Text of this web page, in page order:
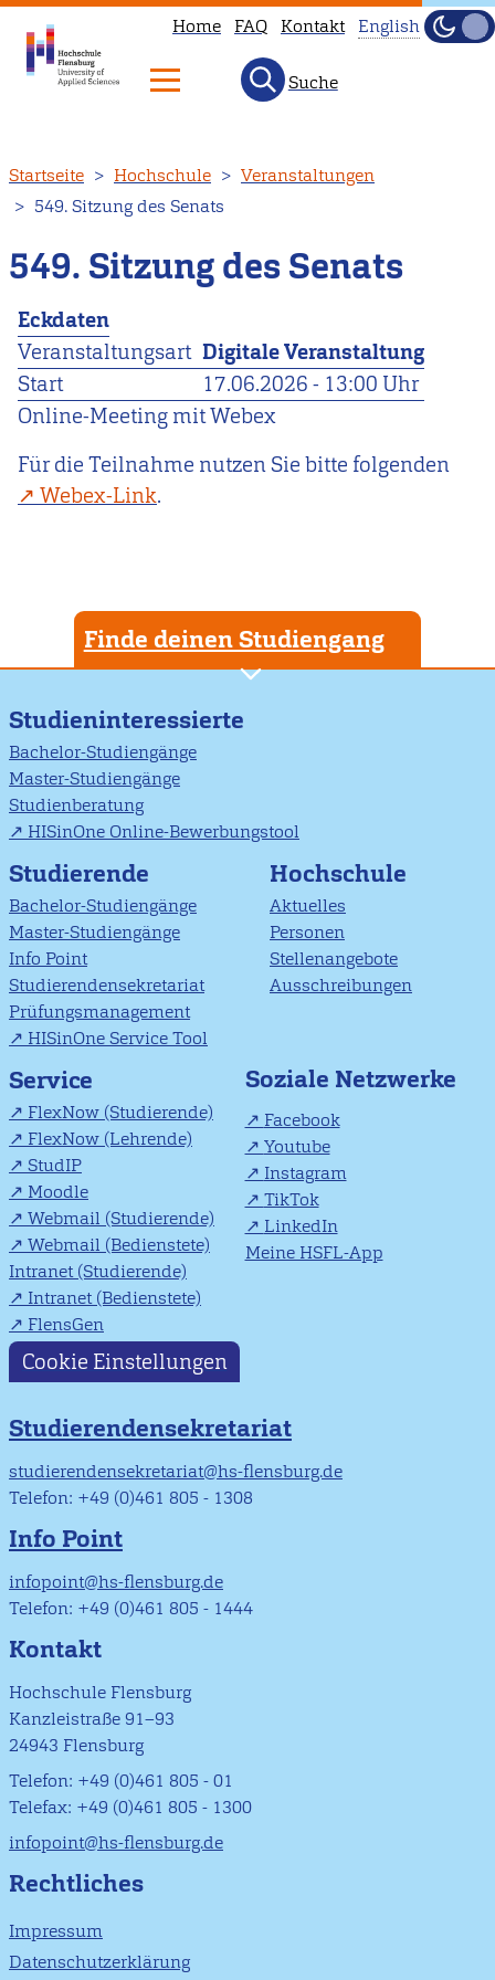
zum
Inhalt
Home FAQ Kontakt
English.
our
English
page
English
Hell
Suche
Startseite Hochschule
Veranstaltungen
549. Sitzung des Senats
549. Sitzung des Senats
Eckdaten
Veranstaltungsart Digitale Veranstaltung
Start
17.06.2026 - 13:00 Uhr
Online-Meeting mit Webex
Für die Teilnahme nutzen Sie bitte folgenden
Webex-Link.
Finde deinen Studiengang
Studieninteressierte
Bachelor-Studiengänge
Master-Studiengänge
Studienberatung
HISinOne Online-Bewerbungstool
Studierende
Bachelor-Studiengänge
Master-Studiengänge
Info Point
Studierendensekretariat
Prüfungsmanagement
HISinOne Service Tool
Hochschule
Aktuelles
Personen
Stellenangebote
Ausschreibungen
Service
FlexNow (Studierende)
FlexNow (Lehrende)
StudIP
Moodle
Webmail (Studierende)
Webmail (Bedienstete)
Intranet (Studierende)
Intranet (Bedienstete)
FlensGen
Soziale Netzwerke
Facebook
Youtube
Instagram
TikTok
LinkedIn
Meine HSFL-App
Cookie Einstellungen
Studierendensekretariat
studierendensekretariat@hs-flensburg.de
Telefon: +49 (0)461 805 - 1308
Info Point
infopoint@hs-flensburg.de
Telefon: +49 (0)461 805 - 1444
Kontakt
Hochschule Flensburg
Kanzleistraße 91–93
24943 Flensburg
Telefon: +49 (0)461 805 - 01
Telefax: +49 (0)461 805 - 1300
infopoint@hs-flensburg.de
Rechtliches
Impressum
Datenschutzerklärung